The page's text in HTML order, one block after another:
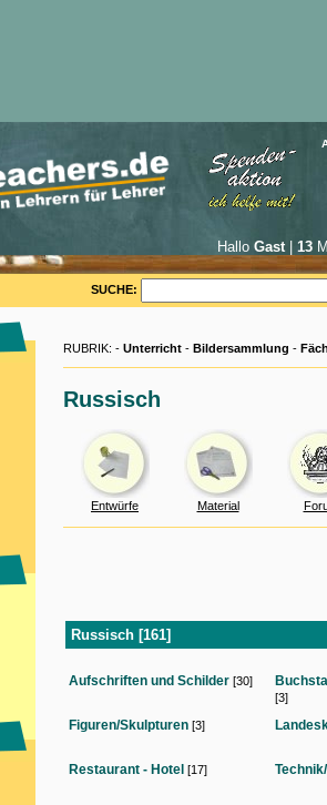
Hallo Gast| 13
SUCHE:
RUBRIK: - Unterricht - Bildersammlung -
Russisch
Entwürfe Material
Russisch [161]
Aufschriften und Schilder [30]
[3]
Figuren/Skulpturen [3]
Restaurant - Hotel [17]